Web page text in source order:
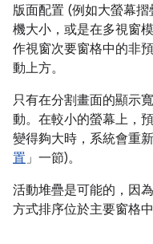
版面配置 (例如大螢幕
機大小，或是在多視窗
作視窗次要窗格中的非
動上方。
只有在分割畫面的顯示
動。在較小的螢幕上，
變得夠大時，系統會重
置 」一節)。
活動堆疊是可能的，因為
方式排序位於主要窗格